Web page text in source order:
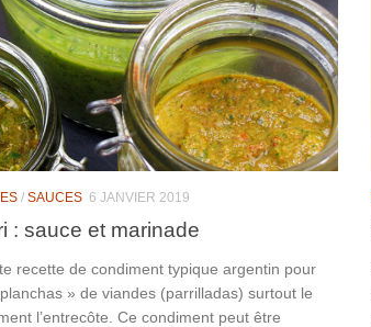
/ SAUCES 6 JANVIER 2019
: sauce et marinade
recette de condiment typique argentin pour
» de viandes (parrilladas) surtout le
l’entrecôte. Ce condiment peut être